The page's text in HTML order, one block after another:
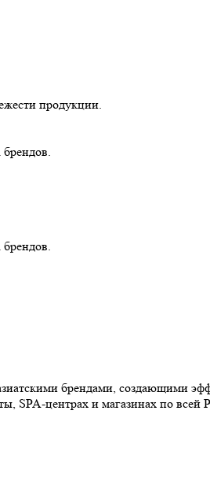
продукции.
брендами, создающими
SPA-центрах и магазинах по всей